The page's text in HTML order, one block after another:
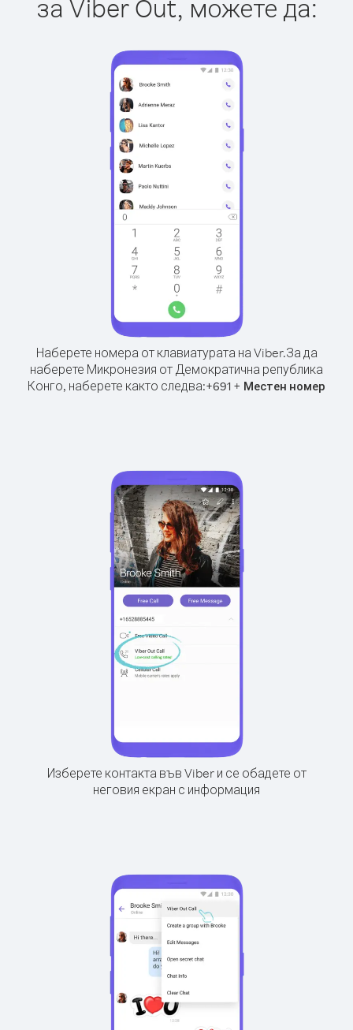
за Viber Out, можете да:
Наберете номера от клавиатурата на Viber.За да
наберете Микронезия от Демократична република
Конго, наберете както следва:+691 + Местен номер
Изберете контакта във Viber и се обадете от
неговия екран с информация